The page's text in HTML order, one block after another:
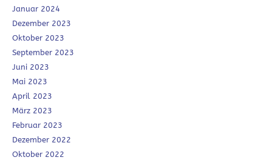
Januar 2024
Dezember 2023
Oktober 2023
September 2023
Juni 2023
Mai 2023
April 2023
März 2023
Februar 2023
Dezember 2022
Oktober 2022